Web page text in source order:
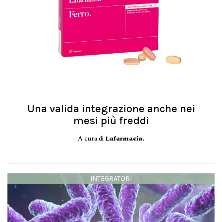
Una valida integrazione anche nei
mesi più freddi
A cura di Lafarmacia.
INTEGRATORI